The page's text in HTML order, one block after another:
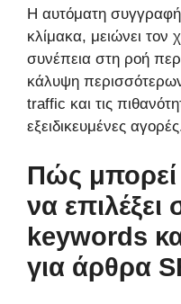
Η αυτόματη
κλίμακα, μειώνει τον
συνέπεια στη ροή
κάλυψη
traffic και τις
εξειδικευμένες
Πώς μπορεί
να
keywords
για άρθρα